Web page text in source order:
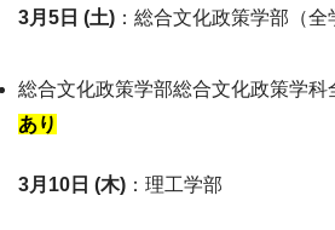
3月5日 (土) ：総合文化政策学部（全
総合文化政策学部総合文化政策学科
あり
3月10日 (木) ：理工学部